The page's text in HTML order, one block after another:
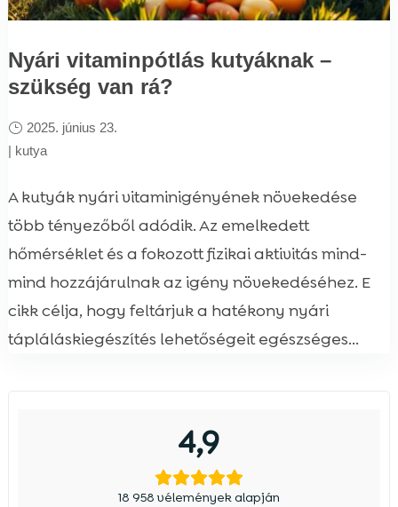
Nyári vitaminpótlás kutyáknak –
szükség van rá?
2025. június 23.
| kutya
A kutyák nyári vitaminigényének növekedése
több tényezőből adódik. Az emelkedett
hőmérséklet és a fokozott fizikai aktivitás mind-
mind hozzájárulnak az igény növekedéséhez. E
cikk célja, hogy feltárjuk a hatékony nyári
tápláláskiegészítés lehetőségeit egészséges...
4,9
18 958 vélemények alapján